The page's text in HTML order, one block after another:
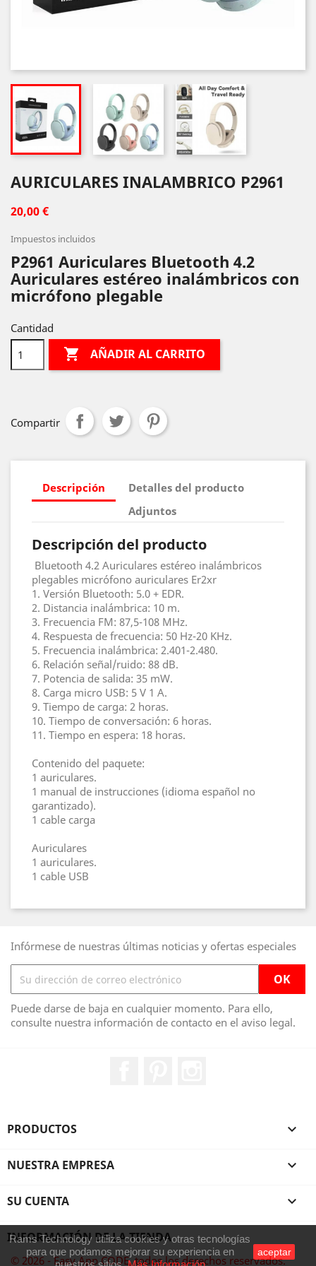
AURICULARES INALAMBRICO P2961
20,00 €
Impuestos incluidos
P2961 Auriculares Bluetooth 4.2
Auriculares estéreo inalámbricos con
micrófono plegable
Cantidad
 AÑADIR AL CARRITO
Compartir
Descripción
Detalles del producto
Adjuntos
Descripción del producto
Bluetooth 4.2 Auriculares estéreo inalámbricos
plegables micrófono auriculares Er2xr
1. Versión Bluetooth: 5.0 + EDR.
2. Distancia inalámbrica: 10 m.
3. Frecuencia FM: 87,5-108 MHz.
4. Respuesta de frecuencia: 50 Hz-20 KHz.
5. Frecuencia inalámbrica: 2.401-2.480.
6. Relación señal/ruido: 88 dB.
7. Potencia de salida: 35 mW.
8. Carga micro USB: 5 V 1 A.
9. Tiempo de carga: 2 horas.
10. Tiempo de conversación: 6 horas.
11. Tiempo en espera: 18 horas.
Contenido del paquete:
1 auriculares.
1 manual de instrucciones (idioma español no
garantizado).
1 cable carga
Auriculares
1 auriculares.
1 cable USB
Infórmese de nuestras últimas noticias y ofertas especiales
Puede darse de baja en cualquier momento. Para ello,
consulte nuestra información de contacto en el aviso legal.
PRODUCTOS 
NUESTRA EMPRESA 
SU CUENTA 
INFORMACIÓN DE LA TIENDA
Rams Technology utiliza cookies y otras tecnologías
para que podamos mejorar su experiencia en
aceptar
© 2026 - Easy App CODE, todos los derechos reservados.